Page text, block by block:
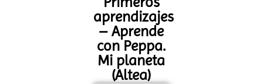
aprendizajes
– Aprende
con Peppa.
Mi planeta
(Altea)